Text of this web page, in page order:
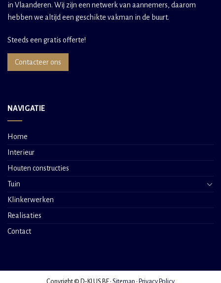
in Vlaanderen. Wij zijn een netwerk van aannemers, daarom
hebben we altijd een geschikte vakman in de buurt.
Steeds een gratis offerte!
Contacteer ons
NAVIGATIE
Home
Interieur
Houten constructies
Tuin
Klinkerwerken
Realisaties
Contact
Copyright © D-KLUS.BE • Sitemap • Privacy Policy